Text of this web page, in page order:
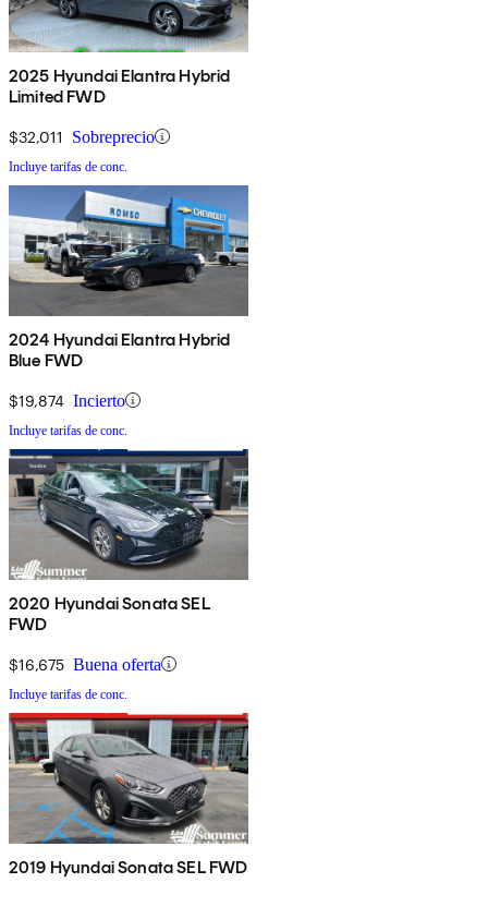
2025 Hyundai Elantra Hybrid
Limited FWD
$32,011 Sobreprecio
Incluye tarifas de conc.
2024 Hyundai Elantra Hybrid
Blue FWD
$19,874 Incierto
Incluye tarifas de conc.
2020 Hyundai Sonata SEL
FWD
$16,675 Buena oferta
Incluye tarifas de conc.
2019 Hyundai Sonata SEL FWD